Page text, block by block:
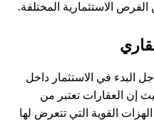
الاستثمارية المختلفة.
البدء في الاستثمار داخل
إن العقارات تعتبر من
القوية التي تتعرض لها